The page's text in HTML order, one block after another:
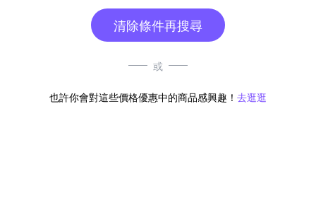
清除條件再搜尋
或
也許你會對這些價格優惠中的商品感興趣！ 去逛逛